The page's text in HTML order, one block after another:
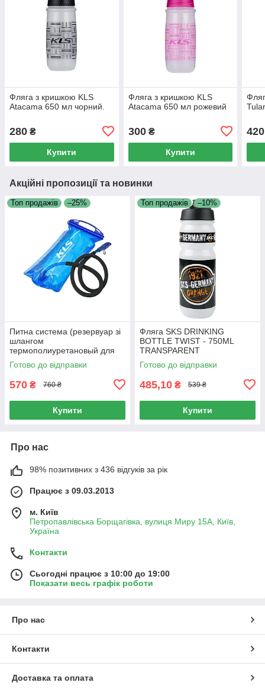
Фляга з кришкою KLS
Atacama 650 мл чорний.
280 ₴
Купити
Фляга з кришкою KLS
Atacama 650 мл рожевий
300₴
Купити
420
Акційні пропозиції та новинки
Топ продажів –25%
Питна система (резервуар зі
шлангом
термополиуретановый для
питної води, розміщується в
рюкзаку), KLS Tank
Готово до відправки
570 ₴ 760 ₴
Купити
Топ продажів –10%
Фляга SKS DRINKING
BOTTLE TWIST - 750ML
TRANSPARENT
Готово до відправки
485,10 ₴ 539 ₴
Купити
Про нас
98% позитивних з 436 відгуків за рік
Працює з 09.03.2013
м. Київ
Петропавлівська Борщагівка, вулиця Миру 15А, Київ,
Україна
Контакти
Сьогодні працює з 10:00 до 19:00
Показати весь графік роботи
Про нас
Контакти
Доставка та оплата